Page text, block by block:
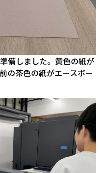
備しました。黄色の紙が
の茶色の紙がエースボー